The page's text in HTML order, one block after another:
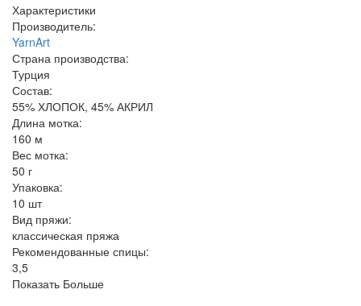
Характеристики
Производитель:
YarnArt
Страна производства:
Турция
Состав:
55% ХЛОПОК, 45% АКРИЛ
Длина мотка:
160 м
Вес мотка:
50 г
Упаковка:
10 шт
Вид пряжи:
классическая пряжа
Рекомендованные спицы:
3,5
Показать Больше